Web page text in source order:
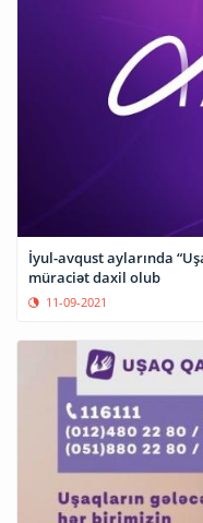
İyul-avqust aylarında
müraciət daxil olub
11-09-2021